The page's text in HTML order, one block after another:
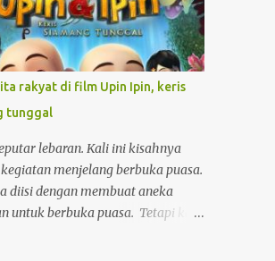
dari Surabaya ke
dan sebaliknya. Melihat foto-
cantik, saya berniat untuk
satu penumpangnya. Entah
yang tidak biasa sebab
naik kapal besar seperti itu.
saya cuma naik kapal
dari Batulicin ke Kotabaru
Selatan. Lama tempuh
hanya 1 jam. Berbeda sekali
rakyat di film Upin Ipin, keris
tunggal
lebaran. Kali ini kisahnya
menjelang berbuka puasa.
diisi dengan membuat aneka
untuk berbuka puasa. Tetapi kali